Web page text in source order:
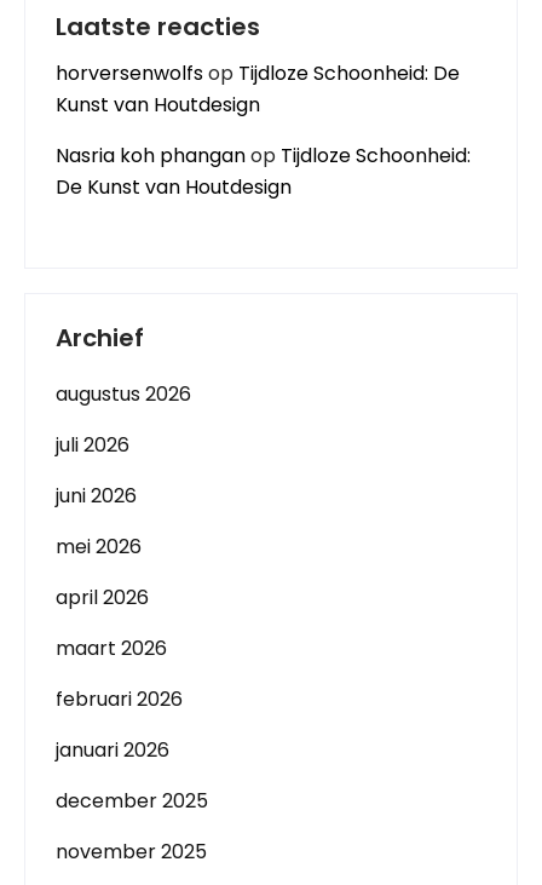
Laatste reacties
horversenwolfsop Tijdloze Schoonheid: De
Kunst van Houtdesign
Nasria koh phanganop Tijdloze Schoonheid:
De Kunst van Houtdesign
Archief
augustus 2026
juli 2026
juni 2026
mei 2026
april 2026
maart 2026
februari 2026
januari 2026
december 2025
november 2025